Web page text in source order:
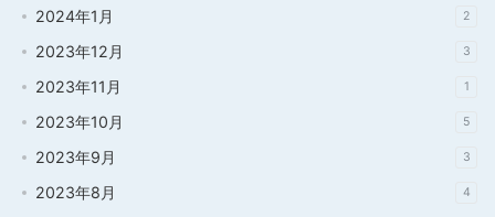
2024年1月 2
2023年12月 3
2023年11月 1
2023年10月 5
2023年9月 3
2023年8月 4